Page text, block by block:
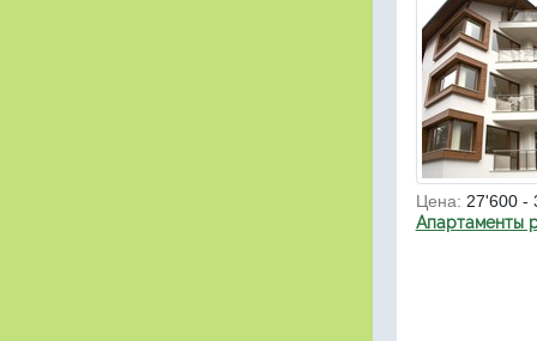
Цена: 27'600 -
Апартаменты